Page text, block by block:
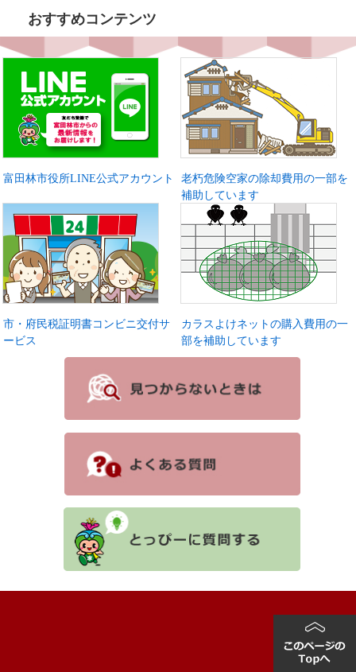
おすすめコンテンツ
富田林市役所LINE公式アカウント
老朽危険空家の除却費用の一部を
補助しています
市・府民税証明書コンビニ交付サ
ービス
カラスよけネットの購入費用の一
部を補助しています